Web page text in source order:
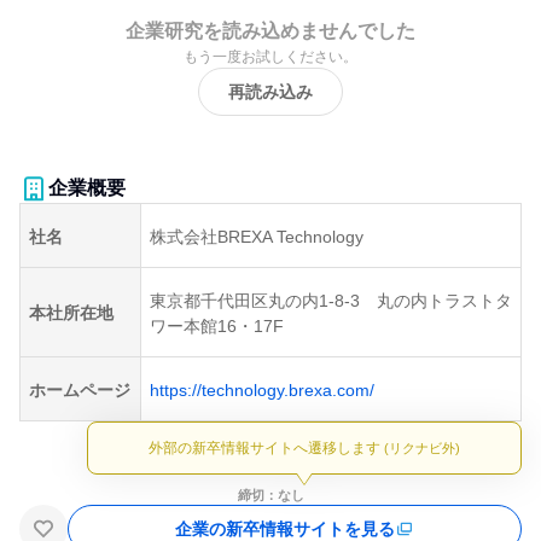
企業研究を読み込めませんでした
もう一度お試しください。
再読み込み
企業概要
社名 株式会社BREXA Technology
本社所在地
東京都千代田区丸の内1-8-3 丸の内トラストタ
ワー本館16・17F
ホームページ https://technology.brexa.com/
外部の新卒情報サイトへ遷移します (リクナビ外)
締切：なし
企業の新卒情報サイトを見る